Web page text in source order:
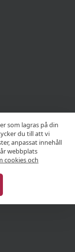
som lagras på din
du till att vi
anpassat innehåll
webbplats
cookies och